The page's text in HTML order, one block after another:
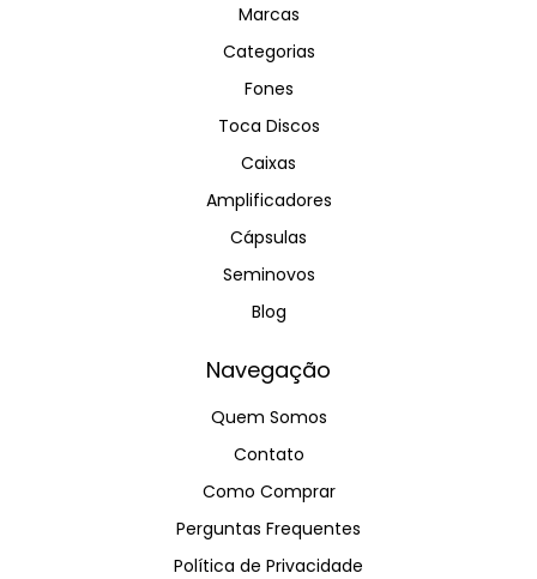
Marcas
Categorias
Fones
Toca Discos
Caixas
Amplificadores
Cápsulas
Seminovos
Blog
Navegação
Quem Somos
Contato
Como Comprar
Perguntas Frequentes
Política de Privacidade